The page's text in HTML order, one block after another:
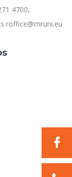
4700,
roffice@mruni.eu